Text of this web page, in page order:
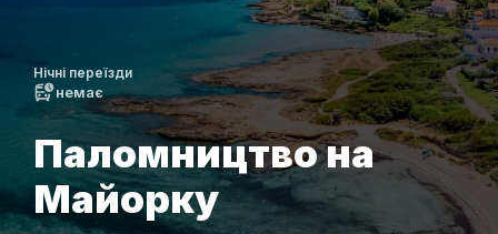
Нічні переїзди
немає
Паломництво на
Майорку